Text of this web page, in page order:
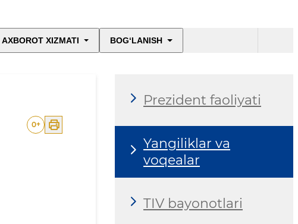
AXBOROT XIZMATI BOG‘LANISH
0+
Prezident faoliyati
Yangiliklar va
voqealar
TIV bayonotlari